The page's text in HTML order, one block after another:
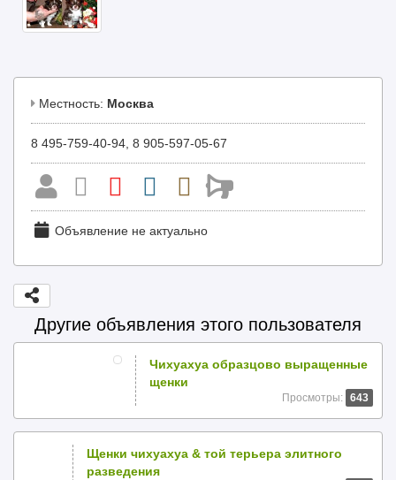
Местность: Москва
8 495-759-40-94, 8 905-597-05-67
Объявление не актуально
Другие объявления этого пользователя
Чихуахуа образцово выращенные
щенки
Просмотры: 643
Щенки чихуахуа & той терьера элитного
разведения